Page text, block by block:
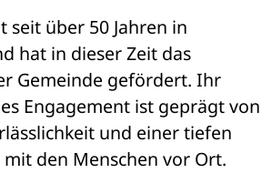
seit über 50 Jahren in
hat in dieser Zeit das
Gemeinde gefördert. Ihr
Engagement ist geprägt von
und einer tiefen
den Menschen vor Ort.